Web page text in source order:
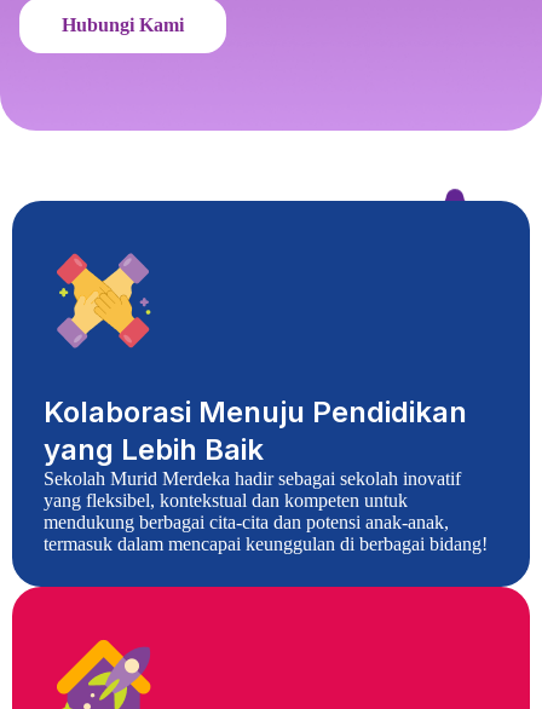
Hubungi Kami
Kolaborasi Menuju Pendidikan
yang Lebih Baik
Sekolah Murid Merdeka hadir sebagai sekolah inovatif
yang fleksibel, kontekstual dan kompeten untuk
mendukung berbagai cita-cita dan potensi anak-anak,
termasuk dalam mencapai keunggulan di berbagai bidang!